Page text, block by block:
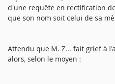
d'une requête en rectification
que son nom soit celui de sa
Attendu que M. Z... fait grief à
alors, selon le moyen :